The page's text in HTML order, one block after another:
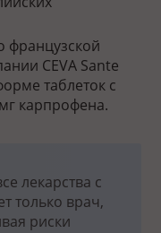
французской
CEVA Sante
таблеток с
карпрофена.
лекарства с
только врач,
риски